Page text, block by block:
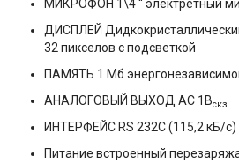
МИКРОФОН 1\4 “ электретный
ДИСПЛЕЙ
32 пикселов с подсветкой
ПАМЯТЬ 1 Мб
АНАЛОГОВЫЙ ВЫХОД АС 1Вскз
ИНТЕРФЕЙС RS 232C (115,2 кБ/с)
Питание встроенный